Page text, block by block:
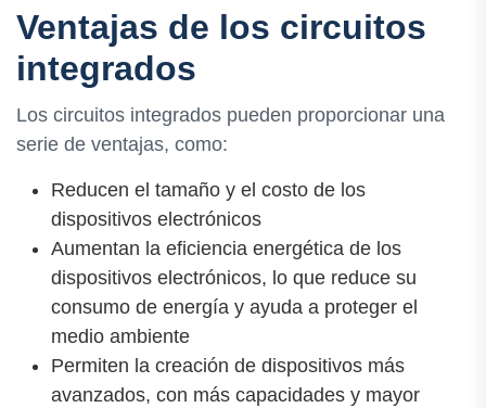
Ventajas de los circuitos
integrados
Los circuitos integrados pueden proporcionar una
serie de ventajas, como:
Reducen el tamaño y el costo de los
dispositivos electrónicos
Aumentan la eficiencia energética de los
dispositivos electrónicos, lo que reduce su
consumo de energía y ayuda a proteger el
medio ambiente
Permiten la creación de dispositivos más
avanzados, con más capacidades y mayor